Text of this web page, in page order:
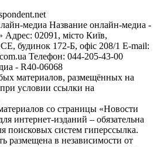
медиа Название онлайн-медиа -
Адрес: 02091, місто Київ,
172-Б, офіс 208/1 E-mail:
Телефон: 044-205-43-00
- R40-06068
материалов, размещённых на
при условии ссылки на
со страницы «Новости
интернет-изданий – обязательна
поисковых систем гиперссылка.
размещена в независимости от